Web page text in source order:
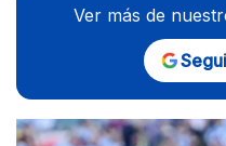
Ver más de